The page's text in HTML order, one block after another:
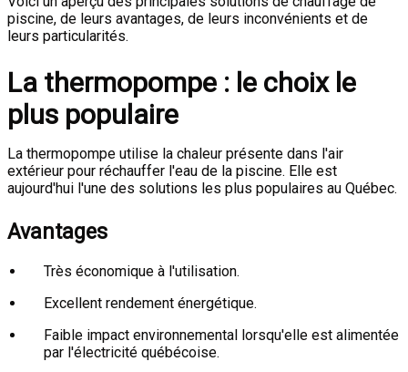
piscine, de leurs avantages, de leurs inconvénients et de
leurs particularités.
La thermopompe : le choix le
plus populaire
La thermopompe utilise la chaleur présente dans l'air
extérieur pour réchauffer l'eau de la piscine. Elle est
aujourd'hui l'une des solutions les plus populaires au Québec.
Avantages
Très économique à l'utilisation.
Excellent rendement énergétique.
Faible impact environnemental lorsqu'elle est alimentée
par l'électricité québécoise.